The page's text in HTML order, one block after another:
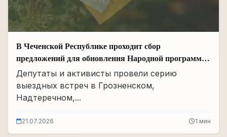
В Чеченской Республике проходит сбор
предложений для обновления Народной программы
в сфере АПК
Депутаты и активисты провели серию
выездных встреч в Грозненском,
Надтеречном,...
21.07.2026 1 мин